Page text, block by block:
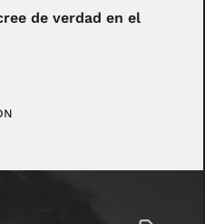
de verdad en el